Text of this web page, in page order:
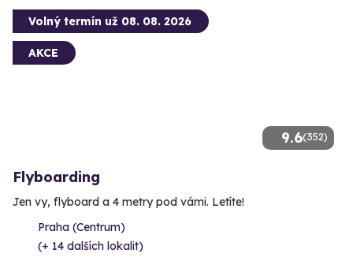
9.6(352)
Volný termín už 08. 08. 2026
AKCE
Flyboarding
Jen vy, flyboard a 4 metry pod vámi. Letíte!
Praha (Centrum)
(+ 14 dalších lokalit)